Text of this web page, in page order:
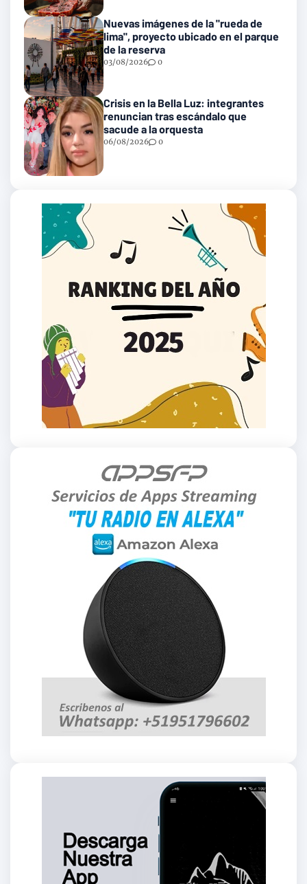
Nuevas imágenes de la "rueda de
lima", proyecto ubicado en el parque
de la reserva
03/08/2026 0
Crisis en la Bella Luz: integrantes
renuncian tras escándalo que
sacude a la orquesta
06/08/2026 0